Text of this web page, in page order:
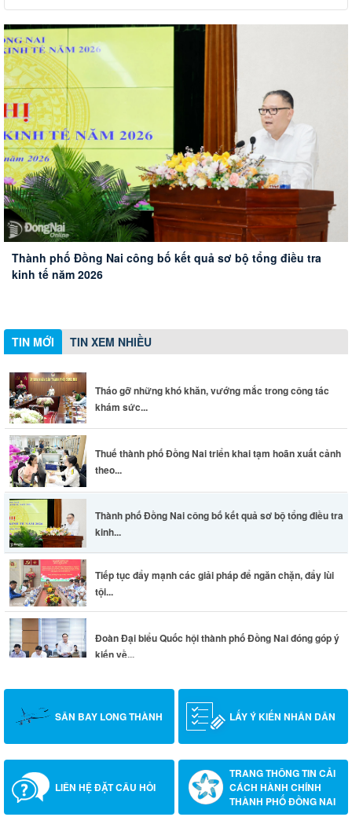
TIN MỚI TIN XEM NHIỀU
Tháo gỡ những khó khăn, vướng mắc trong công tác khám
Thuế thành phố Đồng Nai triển khai tạm hoãn xuất cảnh
Thành phố Đồng Nai công bố kết quả sơ bộ tổng điều tra
kinh tế năm 2026
Tiếp tục đẩy mạnh các giải pháp để ngăn chặn, đẩy lùi tội
phạm, tệ nạn ma túy
Tháo gỡ những khó khăn, vướng mắc trong công tác
khám sức...
Thuế thành phố Đồng Nai triển khai tạm hoãn xuất cảnh
theo...
Thành phố Đồng Nai công bố kết quả sơ bộ tổng điều tra
kinh...
Tiếp tục đẩy mạnh các giải pháp để ngăn chặn, đẩy lùi
tội...
Đoàn Đại biểu Quốc hội thành phố Đồng Nai đóng góp ý
kiến về...
SÂN BAY LONG THÀNH LẤY Ý KIẾN NHÂN DÂN
LIÊN HỆ ĐẶT CÂU HỎI
TRANG THÔNG TIN CẢI
CÁCH HÀNH CHÍNH
THÀNH PHỐ ĐỒNG NAI